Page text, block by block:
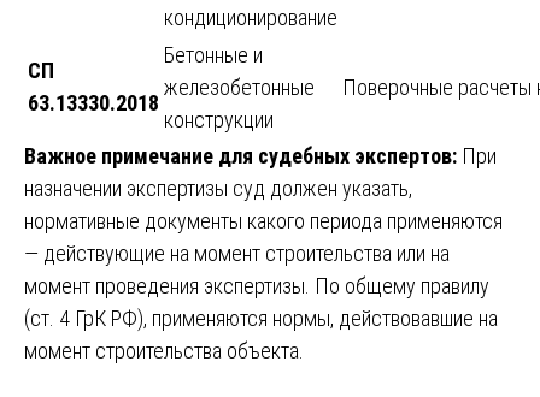
кондиционирование
СП
63.13330.2018
Бетонные и
железобетонные
конструкции
Поверочные расчеты
Важное примечание для судебных экспертов: При
назначении экспертизы суд должен указать,
нормативные документы какого периода применяются
— действующие на момент строительства или на
момент проведения экспертизы. По общему правилу
(ст. 4 ГрК РФ), применяются нормы, действовавшие на
момент строительства объекта.